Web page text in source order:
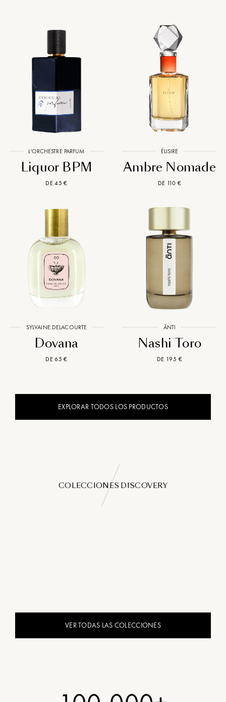
L'ORCHESTRE PARFUM
Liquor BPM
DE 45 €
ÉLISIRE
Ambre Nomade
DE 110 €
SYLVAINE DELACOURTE
Dovana
DE 65 €
ĀNTI
Nashi Toro
DE 195 €
EXPLORAR TODOS LOS PRODUCTOS
COLECCIONES DISCOVERY
VER TODAS LAS COLECCIONES